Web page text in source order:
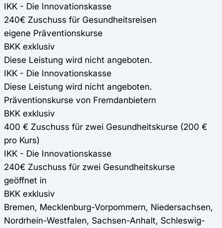
IKK - Die Innovationskasse
240€ Zuschuss für Gesundheitsreisen
eigene Präventionskurse
BKK exklusiv
Diese Leistung wird nicht angeboten.
IKK - Die Innovationskasse
Diese Leistung wird nicht angeboten.
Präventionskurse von Fremdanbietern
BKK exklusiv
400 € Zuschuss für zwei Gesundheitskurse (200 €
pro Kurs)
IKK - Die Innovationskasse
240€ Zuschuss für zwei Gesundheitskurse
geöffnet in
BKK exklusiv
Bremen, Mecklenburg-Vorpommern, Niedersachsen,
Nordrhein-Westfalen, Sachsen-Anhalt, Schleswig-